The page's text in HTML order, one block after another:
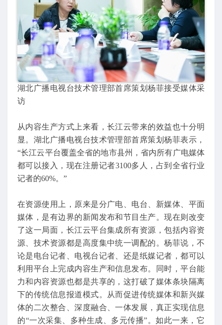
湖北广播电视台技术管理部首席策划杨菲接受媒体采
访
从内容生产方式上来看，长江云带来的效益也十分明
显。湖北广播电视台技术管理部首席策划杨菲表示，
“长江云平台覆盖全省的地市县州，省内所有广电媒体
都可以接入，现在注册记者3100多人，占到全省行业
记者的60%。”
在资源使用上，原来是分广电、电台、新媒体、平面
媒体，是有边界的新闻发布和节目生产。现在则改变
了这一局面，长江云平台集成所有资源，包括内容资
源、技术资源都是高度集中统一调配的。杨菲说，不
论是电台记者、电视台记者、还是纸媒记者，都可以
利用平台上完成内容生产和信息发布。同时，平台能
力和内容资源也都是共享的，这打破了媒体条块隔离
下的传统信息报道模式。从而促进传统媒体和新兴媒
体的二次整合、深度融合、一体发展，真正实现信息
的“一次采集、多种生成、多元传播”。如此一来，它